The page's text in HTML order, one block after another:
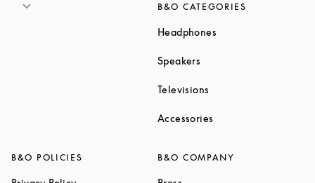
B&O CATEGORIES
Headphones
Speakers
Televisions
Accessories
B&O POLICIES B&O COMPANY